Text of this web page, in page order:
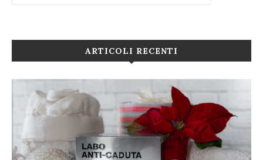
ARTICOLI RECENTI